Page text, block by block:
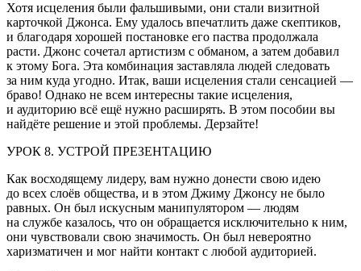
Хотя исцеления были фальшивыми, они стали визитной
карточкой Джонса. Ему удалось впечатлить даже скептиков,
и благодаря хорошей постановке его паства продолжала
расти. Джонс сочетал артистизм с обманом, а затем добавил
к этому Бога. Эта комбинация заставляла людей следовать
за ним куда угодно. Итак, ваши исцеления стали сенсацией —
браво! Однако не всем интересны такие исцеления,
и аудиторию всё ещё нужно расширять. В этом пособии вы
найдёте решение и этой проблемы. Дерзайте!
УРОК 8. УСТРОЙ ПРЕЗЕНТАЦИЮ
Как восходящему лидеру, вам нужно донести свою идею
до всех слоёв общества, и в этом Джиму Джонсу не было
равных. Он был искусным манипулятором — людям
на службе казалось, что он обращается исключительно к ним,
они чувствовали свою значимость. Он был невероятно
харизматичен и мог найти контакт с любой аудиторией.